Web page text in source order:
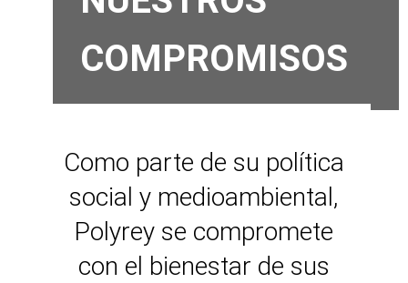
COMPROMISOS
Como parte de su política
social y medioambiental,
Polyrey se compromete
con el bienestar de sus